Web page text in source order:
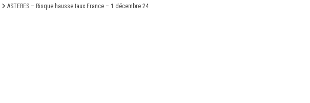
ASTERES – Risque hausse taux France – 1 décembre 24